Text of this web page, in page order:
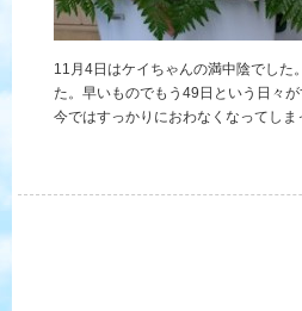
11月4日はケイちゃんの満中陰でした
た。早いものでもう49日という日々
今ではすっかりにおわなくなってしま